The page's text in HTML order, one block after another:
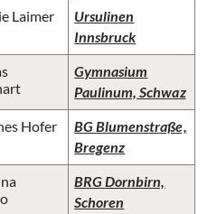
Laimer
Ursulinen
Innsbruck
Gymnasium
Paulinum, Schwaz
Hofer
BG Blumenstraße,
Bregenz
BRG Dornbirn,
Schoren